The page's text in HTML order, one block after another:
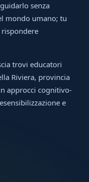
senza
mondo umano; tu
trovi educatori
Riviera, provincia
approcci cognitivo-
e